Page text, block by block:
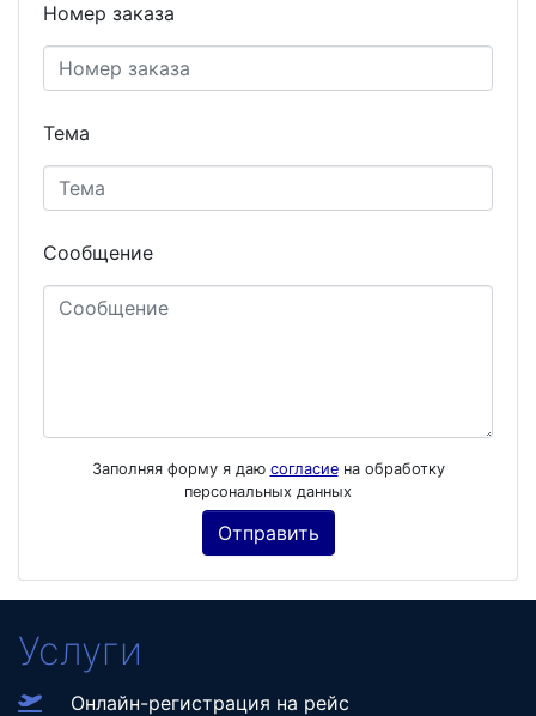
Номер заказа
Тема
Сообщение
Заполняя форму я даю согласиена обработку
персональных данных
Услуги
Онлайн-регистрация на рейс